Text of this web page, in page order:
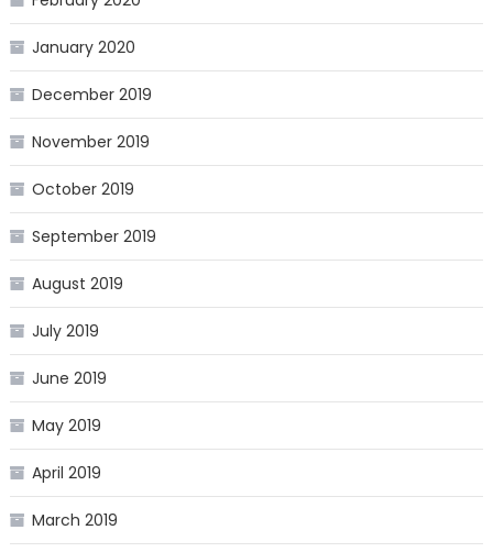
January 2020
December 2019
November 2019
October 2019
September 2019
August 2019
July 2019
June 2019
May 2019
April 2019
March 2019